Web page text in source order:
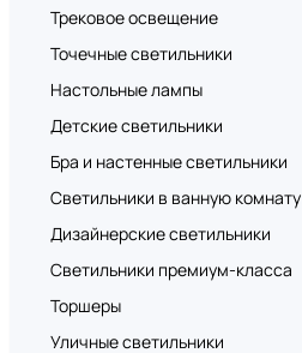
Трековое освещение
Точечные светильники
Настольные лампы
Детские светильники
Бра и настенные светильники
Светильники в ванную комнату
Дизайнерские светильники
Светильники премиум-класса
Торшеры
Уличные светильники